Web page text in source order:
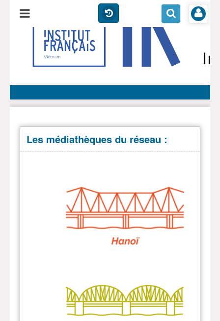
Les médiathèques du réseau :